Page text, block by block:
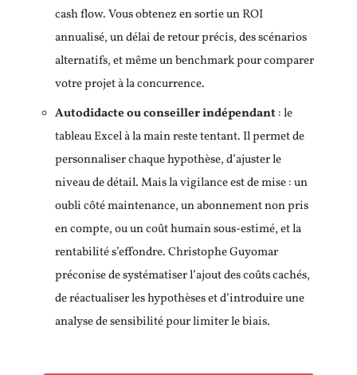
cash flow. Vous obtenez en sortie un ROI
annualisé, un délai de retour précis, des scénarios
alternatifs, et même un benchmark pour comparer
votre projet à la concurrence.
Autodidacte ou conseiller indépendant: le
tableau Excel à la main reste tentant. Il permet de
personnaliser chaque hypothèse, d’ajuster le
niveau de détail. Mais la vigilance est de mise : un
oubli côté maintenance, un abonnement non pris
en compte, ou un coût humain sous-estimé, et la
rentabilité s’effondre. Christophe Guyomar
préconise de systématiser l’ajout des coûts cachés,
de réactualiser les hypothèses et d’introduire une
analyse de sensibilité pour limiter le biais.